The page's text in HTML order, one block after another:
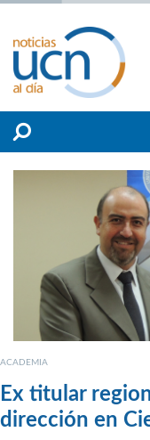
ACADEMIA
Ex titular
dirección en